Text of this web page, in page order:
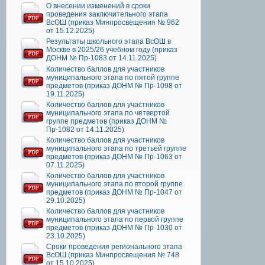
О внесении изменений в сроки
проведения заключительного этапа
ВсОШ (приказ Минпросвещения № 962
от 15.12.2025)
Результаты школьного этапа ВсОШ в
Москве в 2025/26 учебном году (приказ
ДОНМ № Пр-1083 от 14.11.2025)
Количество баллов для участников
муниципального этапа по пятой группе
предметов (приказ ДОНМ № Пр-1098 от
19.11.2025)
Количество баллов для участников
муниципального этапа по четвертой
группе предметов (приказ ДОНМ №
Пр-1082 от 14.11.2025)
Количество баллов для участников
муниципального этапа по третьей группе
предметов (приказ ДОНМ № Пр-1063 от
07.11.2025)
Количество баллов для участников
муниципального этапа по второй группе
предметов (приказ ДОНМ № Пр-1047 от
29.10.2025)
Количество баллов для участников
муниципального этапа по первой группе
предметов (приказ ДОНМ № Пр-1030 от
23.10.2025)
Сроки проведения регионального этапа
ВсОШ (приказ Минпросвещения № 748
от 15.10.2025)